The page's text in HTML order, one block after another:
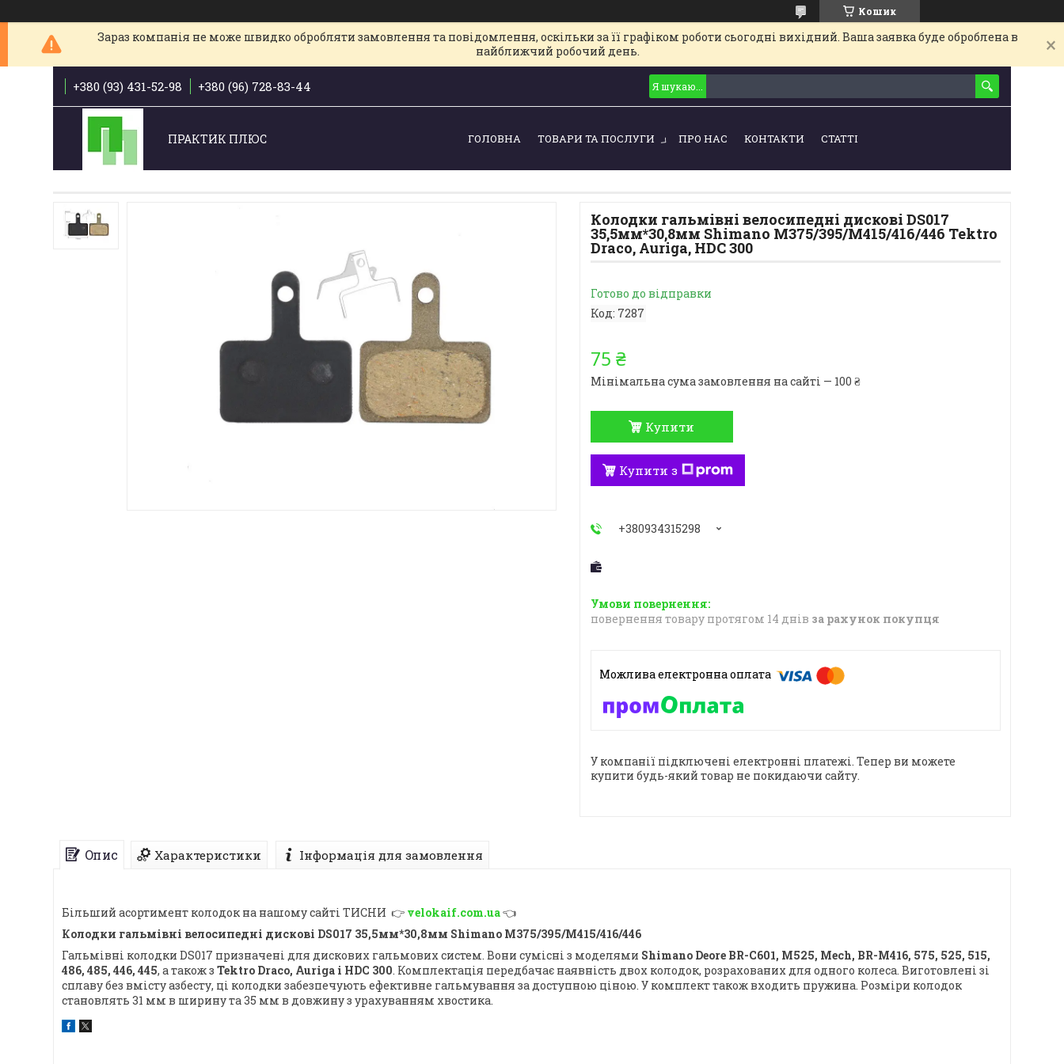
Кошик
Зараз компанія не може швидко обробляти замовлення та повідомлення, оскільки за її графіком роботи сьогодні вихідний. Ваша заявка буде оброблена в
найближчий робочий день.
+380 (93) 431-52-98 +380 (96) 728-83-44
ПРАКТИК ПЛЮС ГОЛОВНА ТОВАРИ ТА ПОСЛУГИ ПРО НАС КОНТАКТИ СТАТТІ
Колодки гальмівні велосипедні дискові DS017
35,5мм*30,8мм Shimano M375/395/M415/416/446 Tektro
Draco, Auriga, HDC 300
Готово до відправки
Код: 7287
75 ₴
Мінімальна сума замовлення на сайті — 100 ₴
Купити
Купити з
+380934315298
повернення товару протягом 14 днів за рахунок покупця
У компанії підключені електронні платежі. Тепер ви можете
купити будь-який товар не покидаючи сайту.
Опис Характеристики Інформація для замовлення
Більший асортимент колодок на нашому сайті ТИСНИ 👉 velokaif.com.ua👈
Колодки гальмівні велосипедні дискові DS017 35,5мм*30,8мм Shimano M375/395/M415/416/446
Гальмівні колодки DS017 призначені для дискових гальмових систем. Вони сумісні з моделями Shimano Deore BR-C601, M525, Mech, BR-M416, 575, 525, 515,
486, 485, 446, 445, а також з Tektro Draco, Auriga і HDC 300. Комплектація передбачає наявність двох колодок, розрахованих для одного колеса. Виготовлені зі
сплаву без вмісту азбесту, ці колодки забезпечують ефективне гальмування за доступною ціною. У комплект також входить пружина. Розміри колодок
становлять 31 мм в ширину та 35 мм в довжину з урахуванням хвостика.